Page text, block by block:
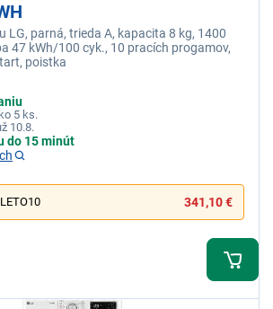
LG, parná, trieda A, kapacita 8 kg, 1400
47 kWh/100 cyk., 10 pracích progamov,
poistka
5 ks.
10.8.
do 15 minút
LETO10 341,10 €